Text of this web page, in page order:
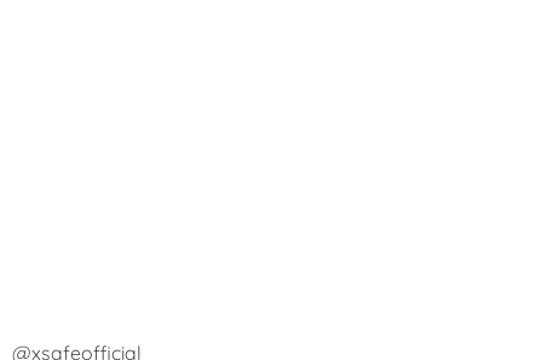
@xsafeofficial